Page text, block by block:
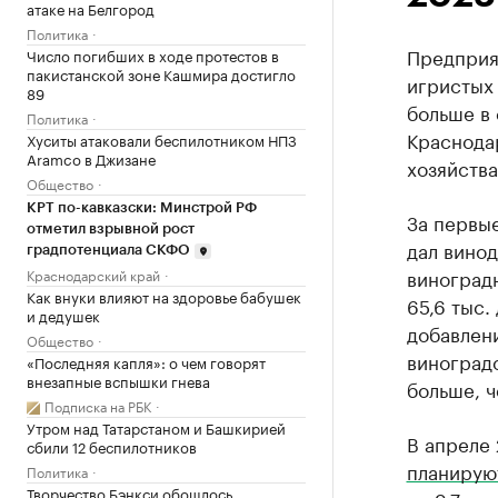
атаке на Белгород
Политика
Число погибших в ходе протестов в
пакистанской зоне Кашмира достигло
89
Политика
Хуситы атаковали беспилотником НПЗ
Aramco в Джизане
Общество
КРТ по-кавказски: Минстрой РФ
отметил взрывной рост
градпотенциала СКФО
Краснодарский край
Как внуки влияют на здоровье бабушек
и дедушек
Общество
«Последняя капля»: о чем говорят
внезапные вспышки гнева
Подписка на РБК
Утром над Татарстаном и Башкирией
сбили 12 беспилотников
Политика
Творчество Бэнкси обошлось
больше
За
дал
65,6 тыс.
больше,
В апреле